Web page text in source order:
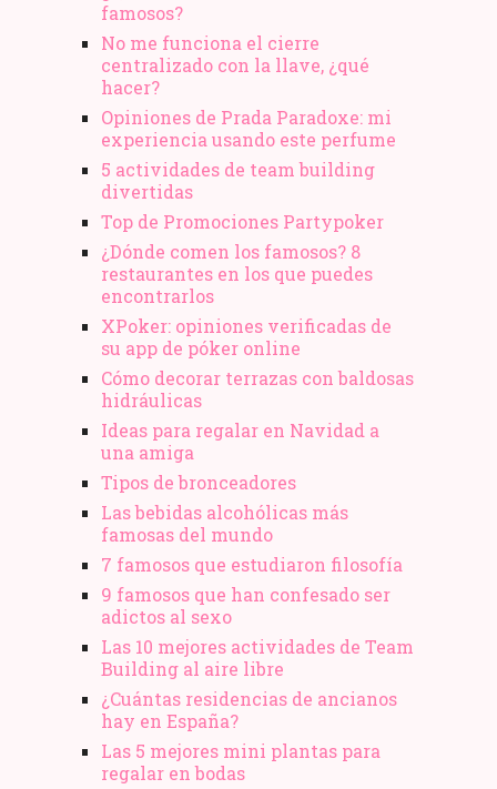
famosos?
No me funciona el cierre
centralizado con la llave, ¿qué
hacer?
Opiniones de Prada Paradoxe: mi
experiencia usando este perfume
5 actividades de team building
divertidas
Top de Promociones Partypoker
¿Dónde comen los famosos? 8
restaurantes en los que puedes
encontrarlos
XPoker: opiniones verificadas de
su app de póker online
Cómo decorar terrazas con baldosas
hidráulicas
Ideas para regalar en Navidad a
una amiga
Tipos de bronceadores
Las bebidas alcohólicas más
famosas del mundo
7 famosos que estudiaron filosofía
9 famosos que han confesado ser
adictos al sexo
Las 10 mejores actividades de Team
Building al aire libre
¿Cuántas residencias de ancianos
hay en España?
Las 5 mejores mini plantas para
regalar en bodas